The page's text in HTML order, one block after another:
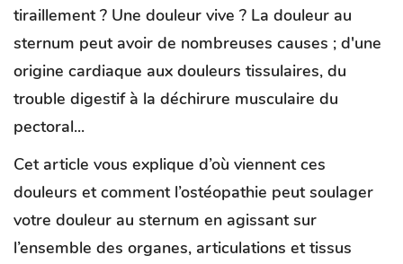
tiraillement ? Une douleur vive ? La douleur au
sternum peut avoir de nombreuses causes ; d'une
origine cardiaque aux douleurs tissulaires, du
trouble digestif à la déchirure musculaire du
pectoral...
Cet article vous explique d’où viennent ces
douleurs et comment l’ostéopathie peut soulager
votre douleur au sternum en agissant sur
l’ensemble des organes, articulations et tissus